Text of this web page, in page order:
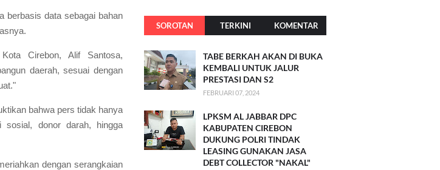
berbasis data sebagai bahan
Cirebon, Alif Santosa,
daerah, sesuai dengan
bahwa pers tidak hanya
donor darah, hingga
dengan serangkaian
SOROTAN TERKINI KOMENTAR
TABE BERKAH AKAN DI BUKA
KEMBALI UNTUK JALUR
PRESTASI DAN S2
FEBRUARI 07, 2024
LPKSM AL JABBAR DPC
KABUPATEN CIREBON
DUKUNG POLRI TINDAK
LEASING GUNAKAN JASA
DEBT COLLECTOR "NAKAL"